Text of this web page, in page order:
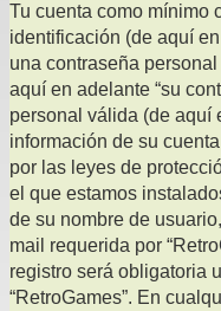
Tu cuenta como mínimo
identificación (de aquí
una contraseña
aquí en adelante “su
personal válida (de aquí
información de su
por las leyes de
el que estamos
de su nombre de
mail requerida por
registro será obligatoria
“RetroGames”. En